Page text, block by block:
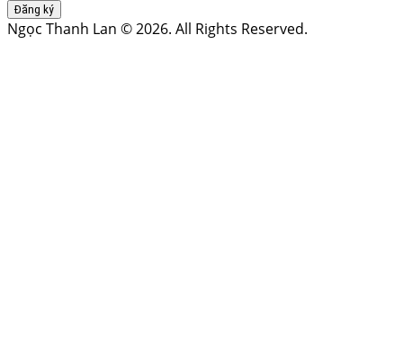
Đăng ký
Ngọc Thanh Lan © 2026. All Rights Reserved.